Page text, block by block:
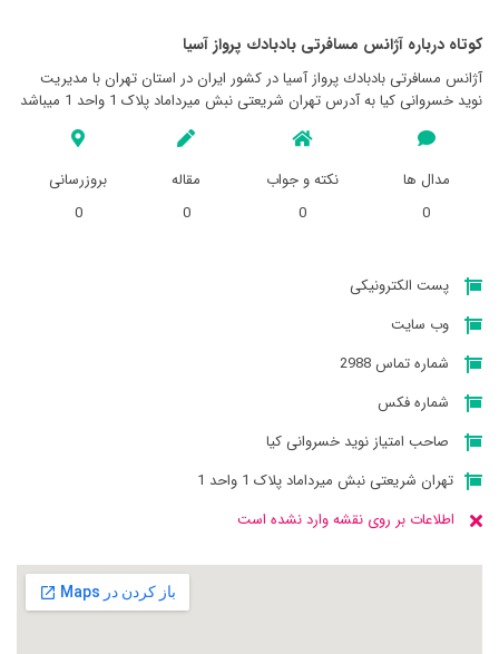
کوتاه درباره آژانس مسافرتی بادبادك پرواز آسيا
آژانس مسافرتی بادبادك پرواز آسيا در کشور ایران در استان تهران با مدیریت
نوید خسروانی کیا به آدرس تهران شریعتی نبش میرداماد پلاک 1 واحد 1 میباشد
مدال ها
0
نکته و جواب
0
مقاله
0
بروزرسانی
0
پست الکترونیکی
وب سایت
شماره تماس 2988
شماره فکس
صاحب امتیاز نوید خسروانی کیا
تهران شریعتی نبش میرداماد پلاک 1 واحد 1
اطلاعات بر روی نقشه وارد نشده است